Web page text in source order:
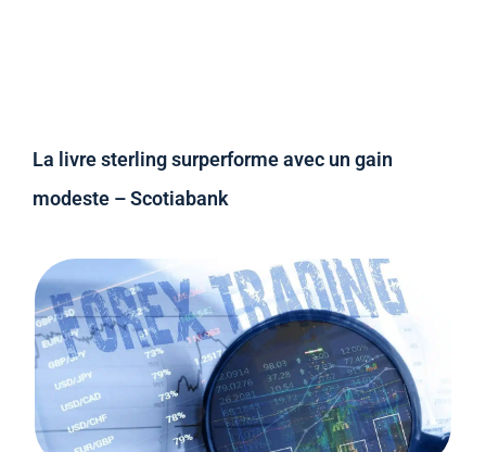
La livre sterling surperforme avec un gain
modeste – Scotiabank